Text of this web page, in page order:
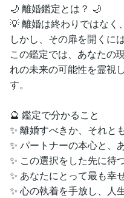
🌙 離婚鑑定とは？ 🌙
💡 離婚は終わりではなく
しかし、その扉を開くに
この鑑定では、あなたの
れの未来の可能性を霊視
す。
🔮 鑑定で分かること
✨ 離婚すべきか、それと
✨ パートナーの本心と、
✨ この選択をした先に待
✨ あなたにとって最も幸
✨ 心の執着を手放し、人